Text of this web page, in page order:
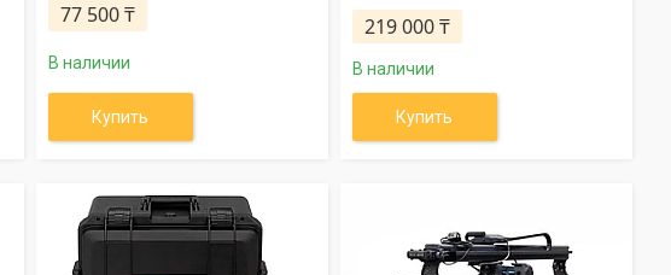
77 500 ₸
В наличии
Купить
219 000 ₸
В наличии
Купить